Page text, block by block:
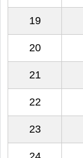
19
20
21
22
23